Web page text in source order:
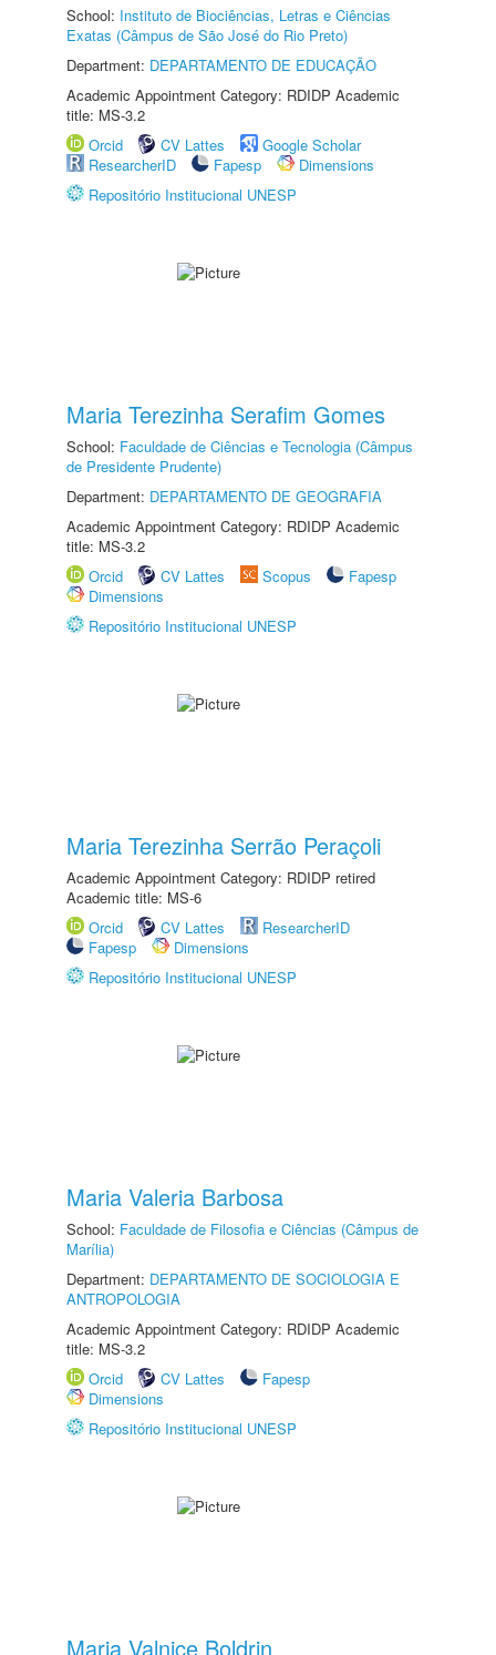
School: Instituto de Biociências, Letras e Ciências
Exatas (Câmpus de São José do Rio Preto)
Department: DEPARTAMENTO DE EDUCAÇÃO
Academic Appointment Category: RDIDP Academic
title: MS-3.2
Orcid
CV Lattes
Google Scholar
ResearcherID
Fapesp
Dimensions
Repositório Institucional UNESP
Maria Terezinha Serafim Gomes
School: Faculdade de Ciências e Tecnologia (Câmpus
de Presidente Prudente)
Department: DEPARTAMENTO DE GEOGRAFIA
Academic Appointment Category: RDIDP Academic
title: MS-3.2
Orcid
CV Lattes Scopus
Fapesp
Dimensions
Repositório Institucional UNESP
Maria Terezinha Serrão Peraçoli
Academic Appointment Category: RDIDP retired
Academic title: MS-6
Orcid
CV Lattes
ResearcherID
Fapesp
Dimensions
Repositório Institucional UNESP
Maria Valeria Barbosa
School: Faculdade de Filosofia e Ciências (Câmpus de
Marília)
Department: DEPARTAMENTO DE SOCIOLOGIA E
ANTROPOLOGIA
Academic Appointment Category: RDIDP Academic
title: MS-3.2
Orcid
CV Lattes
Fapesp
Dimensions
Repositório Institucional UNESP
Maria Valnice Boldrin